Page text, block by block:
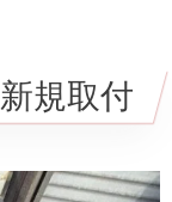
規取付